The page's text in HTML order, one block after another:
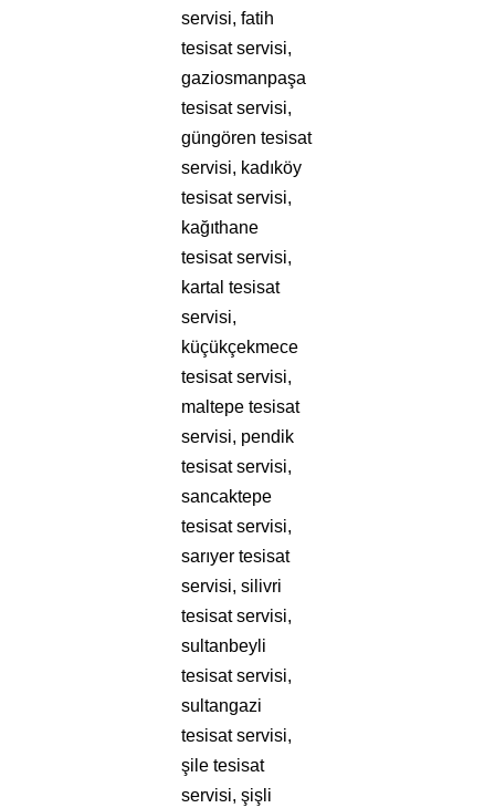
servisi, fatih
tesisat servisi,
gaziosmanpaşa
tesisat servisi,
güngören tesisat
servisi, kadıköy
tesisat servisi,
kağıthane
tesisat servisi,
kartal tesisat
servisi,
küçükçekmece
tesisat servisi,
maltepe tesisat
servisi, pendik
tesisat servisi,
sancaktepe
tesisat servisi,
sarıyer tesisat
servisi, silivri
tesisat servisi,
sultanbeyli
tesisat servisi,
sultangazi
tesisat servisi,
şile tesisat
servisi, şişli